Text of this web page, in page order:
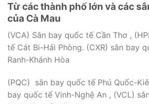
Từ các thành phố lớn và các
của Cà Mau
(VCA) Sân bay quốc tế Cần Thơ ,
tế Cát Bi-Hải Phòng. (CXR) sân bay
Ranh-Khánh Hòa
(PQC) sân bay quốc tế Phú Quốc-
bay quốc tế Vinh-Nghệ An , (VCL)